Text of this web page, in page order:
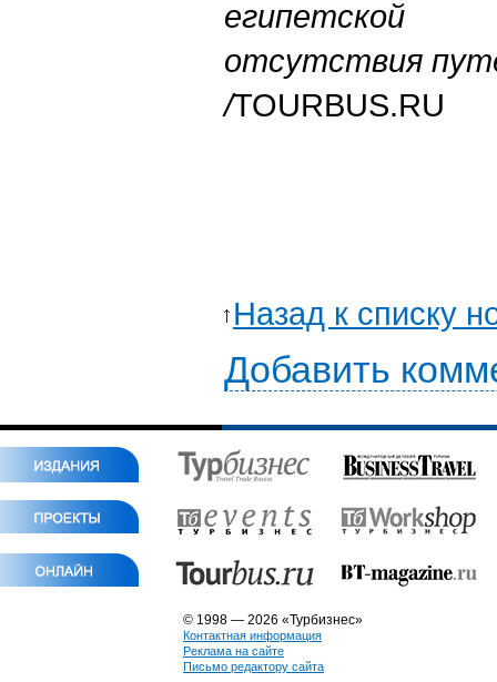
египетской
отсутствия
/TOURBUS.RU
Назад к списку
Добавить
© 1998 — 2026 «Турбизнес»
Контактная информация
Реклама на сайте
Письмо редактору сайта